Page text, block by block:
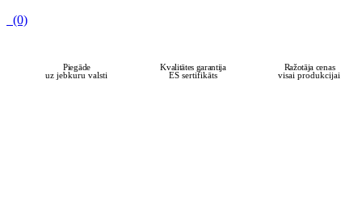
(0)
Piegāde
uz jebkuru valsti
Kvalitātes garantija
ES sertifikāts
Ražotāja cenas
visai produkcijai